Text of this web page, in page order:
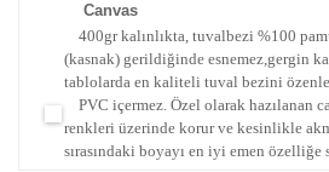
Canvas
400gr kalınlıkta, tuvalbezi %100
(kasnak) gerildiğinde esnemez,gergin
tablolarda en kaliteli tuval bezini
PVC içermez. Özel olarak hazılanan
renkleri üzerinde korur ve kesinlikle
sırasındaki boyayı en iyi emen özelliğe